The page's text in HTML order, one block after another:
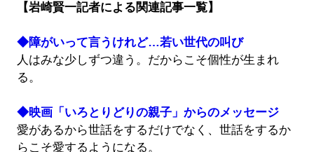
【岩崎賢一記者による関連記事一覧】
◆障がいって言うけれど…若い世代の叫び
人はみな少しずつ違う。だからこそ個性が生まれ
る。
◆映画「いろとりどりの親子」からのメッセージ
愛があるから世話をするだけでなく、世話をするか
らこそ愛するようになる。